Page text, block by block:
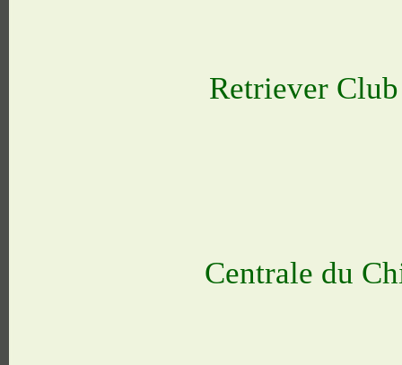
Retriever
Centrale du